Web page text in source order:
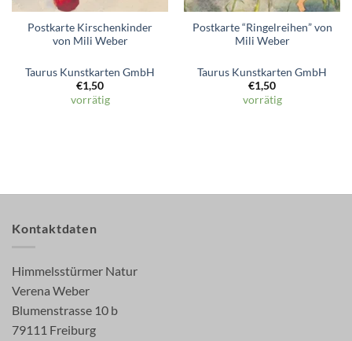
Postkarte Kirschenkinder
von Mili Weber
Taurus Kunstkarten GmbH
€1,50
vorrätig
Postkarte “Ringelreihen” von
Mili Weber
Taurus Kunstkarten GmbH
€1,50
vorrätig
Kontaktdaten
Himmelsstürmer Natur
Verena Weber
Blumenstrasse 10 b
79111 Freiburg